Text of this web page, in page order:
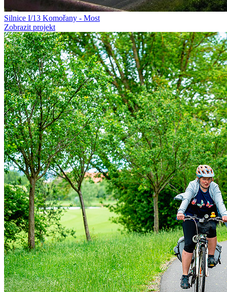
Silnice I/13 Komořany - Most
Zobrazit projekt